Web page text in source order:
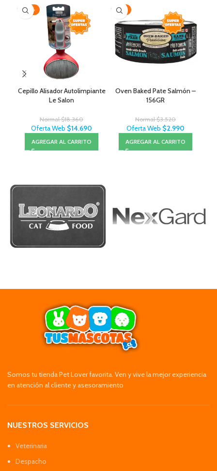
-20%
Cepillo Alisador Autolimpiante
Le Salon
Normal$18.360
Oferta Web $14.690
AGREGAR AL CARRITO
-15%
Oven Baked Pate Salmón –
156GR
Normal$3.520
Oferta Web $2.990
AGREGAR AL CARRITO
Somos tu tienda Pet Lover favorita. Ven y vive la mejor experiencia
en atención al cliente y asesoramiento
NUESTROS SERVICIOS
Veterinaria
Despacho